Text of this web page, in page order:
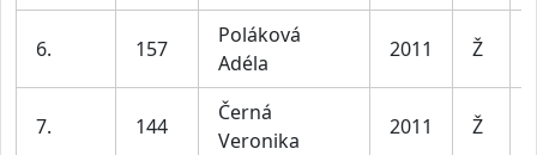
6. 157
Poláková
Adéla
2011 Ž
7. 144
Černá
Veronika
2011 Ž